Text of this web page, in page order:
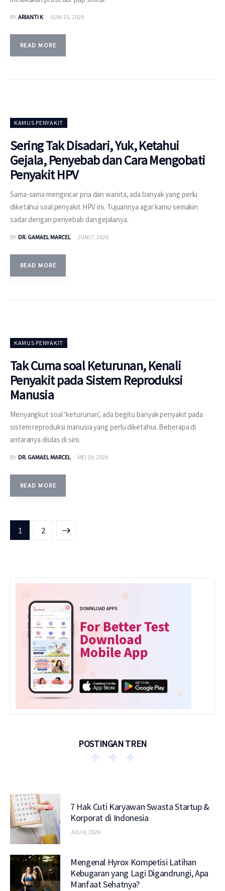
BY ARIANTI K JUNI 15, 2020
READ MORE
KAMUS PENYAKIT
Sering Tak Disadari, Yuk, Ketahui
Gejala, Penyebab dan Cara Mengobati
Penyakit HPV
Sama-sama mengincar pria dan wanita, ada banyak yang perlu
diketahui soal penyakit HPV ini. Tujuannya agar kamu semakin
sadar dengan penyebab dan gejalanya.
BY DR. GAMAEL MARCEL JUNI 7, 2020
READ MORE
KAMUS PENYAKIT
Tak Cuma soal Keturunan, Kenali
Penyakit pada Sistem Reproduksi
Manusia
Menyangkut soal ‘keturunan’, ada begitu banyak penyakit pada
sistem reproduksi manusia yang perlu diketahui. Beberapa di
antaranya diulas di sini.
BY DR. GAMAEL MARCEL MEI 19, 2020
READ MORE
1 2
POSTINGAN TREN
7 Hak Cuti Karyawan Swasta Startup &
Korporat di Indonesia
JULI 6, 2026
Mengenal Hyrox Kompetisi Latihan
Kebugaran yang Lagi Digandrungi, Apa
Manfaat Sehatnya?